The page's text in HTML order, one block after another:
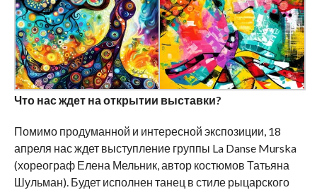
Что нас ждет на открытии выставки?
Помимо продуманной и интересной экспозиции, 18
апреля нас ждет выступление группы La Danse Murska
(хореограф Елена Мельник, автор костюмов Татьяна
Шульман). Будет исполнен танец в стиле рыцарского